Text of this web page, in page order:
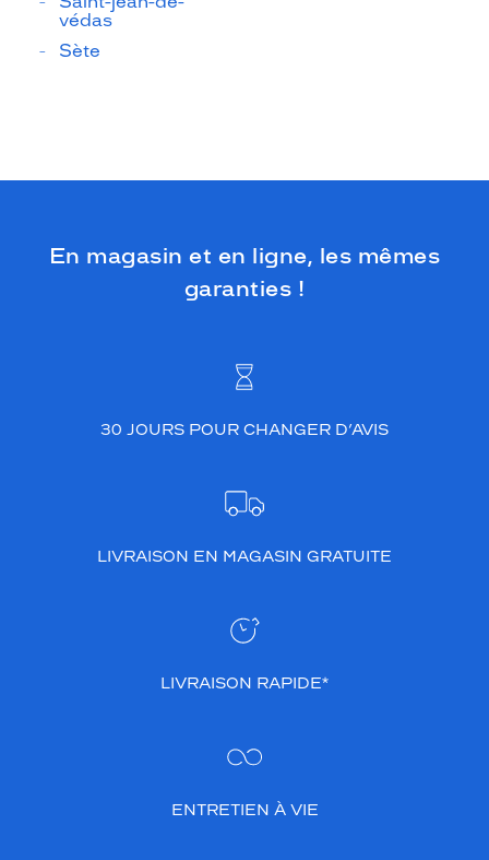
védas
Sète
En magasin et en ligne, les mêmes
garanties !
30 JOURS POUR CHANGER D’AVIS
LIVRAISON EN MAGASIN GRATUITE
LIVRAISON RAPIDE*
ENTRETIEN À VIE